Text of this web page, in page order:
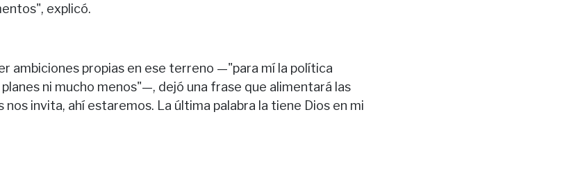
explicó.
ambiciones propias en ese terreno —"para mí la política
ni mucho menos"—, dejó una frase que alimentará las
nos invita, ahí estaremos. La última palabra la tiene Dios en mi